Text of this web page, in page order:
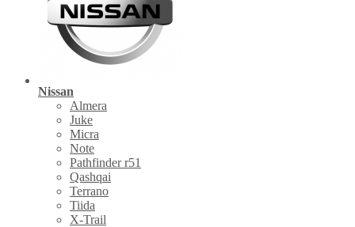
Nissan
Almera
Juke
Micra
Note
Pathfinder r51
Qashqai
Terrano
Tiida
X-Trail